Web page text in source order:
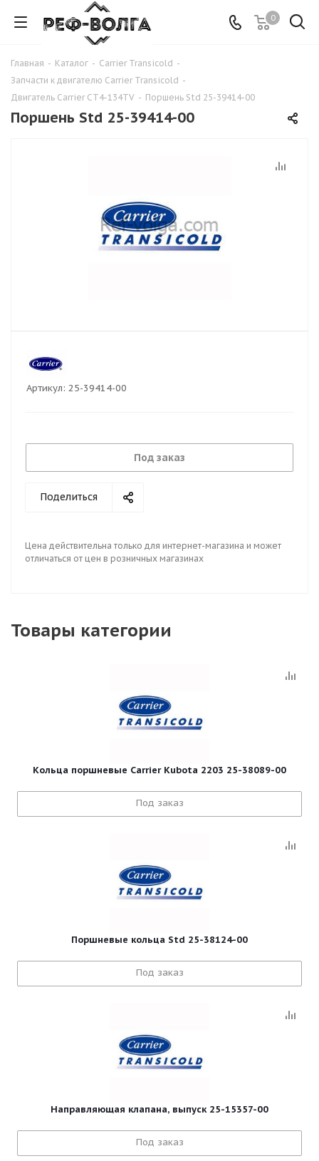
0
Главная - Каталог - Carrier Transicold -
Запчасти к двигателю Carrier Transicold -
Двигатель Carrier CT4-134TV - Поршень Std 25-39414-00
Поршень Std 25-39414-00
Артикул: 25-39414-00
Под заказ
Поделиться
Цена действительна только для интернет-магазина и может
отличаться от цен в розничных магазинах
Товары категории
Кольца поршневые Carrier Kubota 2203 25-38089-00
Под заказ
Поршневые кольца Std 25-38124-00
Под заказ
Направляющая клапана, выпуск 25-15357-00
Под заказ